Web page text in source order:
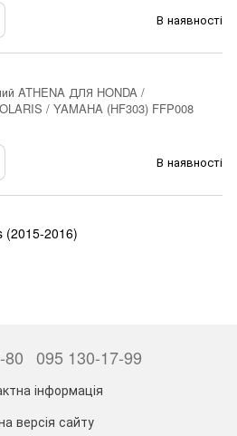
В наявності
ATHENA ДЛЯ HONDA /
/ YAMAHA (HF303) FFP008
В наявності
(2015-2016)
80 095 130-17-99
інформація
версія сайту